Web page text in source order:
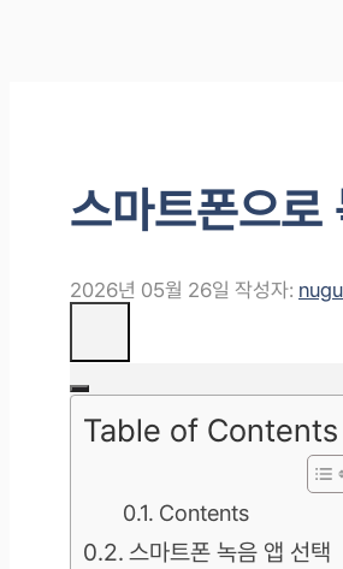
스마트폰으로
2026년 05월 26일 작성자:
Table of Contents
Contents
스마트폰 녹음 앱 선택